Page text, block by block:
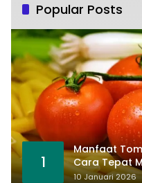
Popular Posts
1
Manfaat
Cara Tepat
10 Januari 2026